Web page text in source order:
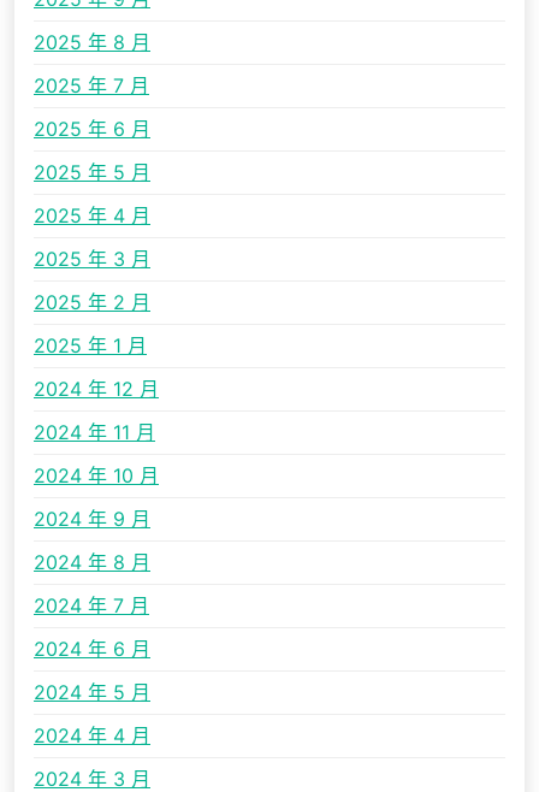
2025 年 8 月
2025 年 7 月
2025 年 6 月
2025 年 5 月
2025 年 4 月
2025 年 3 月
2025 年 2 月
2025 年 1 月
2024 年 12 月
2024 年 11 月
2024 年 10 月
2024 年 9 月
2024 年 8 月
2024 年 7 月
2024 年 6 月
2024 年 5 月
2024 年 4 月
2024 年 3 月